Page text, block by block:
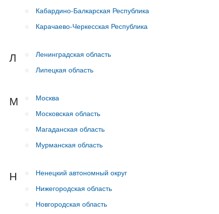
Кабардино-Балкарская Республика
Карачаево-Черкесская Республика
Л
Ленинградская область
Липецкая область
М
Москва
Московская область
Магаданская область
Мурманская область
Н
Ненецкий автономный округ
Нижегородская область
Новгородская область